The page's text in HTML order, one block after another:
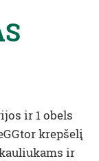
ir 1 obels
krepšelį
ir